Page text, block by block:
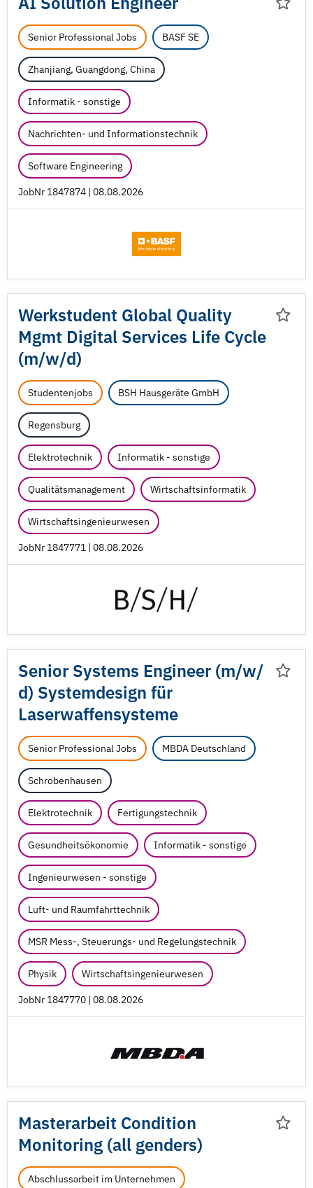
Senior Professional Jobs BASF SE
Zhanjiang, Guangdong, China
Informatik - sonstige
Nachrichten- und Informationstechnik
Software Engineering
JobNr 1847874 | 08.08.2026
Werkstudent Global Quality
Mgmt Digital Services Life Cycle
(m/w/d)
Studentenjobs BSH Hausgeräte GmbH
Regensburg
Elektrotechnik Informatik - sonstige
Qualitätsmanagement Wirtschaftsinformatik
Wirtschaftsingenieurwesen
JobNr 1847771 | 08.08.2026
Senior Systems Engineer (m/w/
d) Systemdesign für
Laserwaffensysteme
Senior Professional Jobs MBDA Deutschland
Schrobenhausen
Elektrotechnik Fertigungstechnik
Gesundheitsökonomie Informatik - sonstige
Ingenieurwesen - sonstige
Luft- und Raumfahrttechnik
MSR Mess-, Steuerungs- und Regelungstechnik
Physik Wirtschaftsingenieurwesen
JobNr 1847770 | 08.08.2026
Masterarbeit Condition
Monitoring (all genders)
Abschlussarbeit im Unternehmen